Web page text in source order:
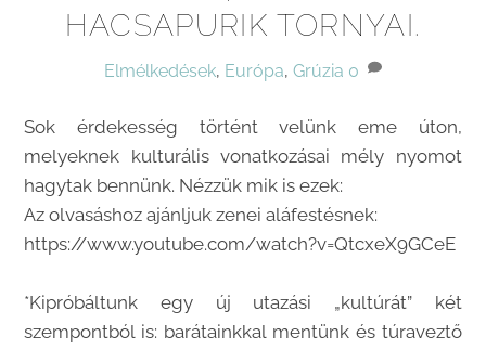
HACSAPURIK TORNYAI.
Elmélkedések, Európa,Grúzia 0
Sok érdekesség történt velünk eme úton,
melyeknek kulturális vonatkozásai mély nyomot
hagytak bennünk. Nézzük mik is ezek:
Az olvasáshoz ajánljuk zenei aláfestésnek:
https://www.youtube.com/watch?v=QtcxeX9GCeE
*Kipróbáltunk egy új utazási „kultúrát” két
szempontból is: barátainkkal mentünk és túraveztő